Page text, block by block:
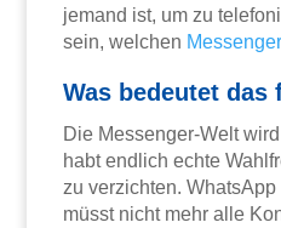
jemand ist, um zu
sein, welchen Messenger
Was bedeutet das
Die Messenger-Welt
habt endlich echte
zu verzichten.
müsst nicht mehr alle